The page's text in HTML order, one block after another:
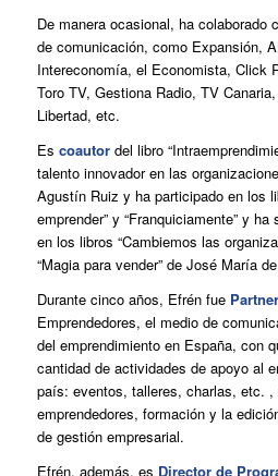
De manera ocasional, ha colaborado
de comunicación, como Expansión,
Intereconomía, el Economista, Click
Toro TV, Gestiona Radio, TV
Libertad, etc.
Es coautordel libro
talento innovador en las
Agustín Ruiz y ha participado en los
emprender” y “Franquiciamente” y
en los libros “Cambiemos las
“Magia para vender” de José María
Durante cinco años, Efrén fue Partner
Emprendedores, el medio de
del emprendimiento en España, con
cantidad de actividades de apoyo al
país: eventos, talleres, charlas, etc. ,
emprendedores, formación y la
de gestión empresarial.
Efrén, además, es Director de